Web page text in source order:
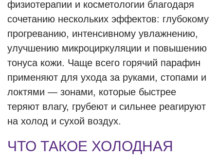
физиотерапии и косметологии благодаря
сочетанию нескольких эффектов: глубокому
прогреванию, интенсивному увлажнению,
улучшению микроциркуляции и повышению
тонуса кожи. Чаще всего горячий парафин
применяют для ухода за руками, стопами и
локтями — зонами, которые быстрее
теряют влагу, грубеют и сильнее реагируют
на холод и сухой воздух.
ЧТО ТАКОЕ ХОЛОДНАЯ